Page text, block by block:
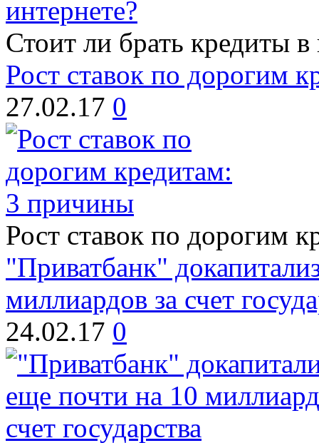
Стоит ли брать кредиты в
Рост ставок по дорогим
27.02.17 0
Рост ставок по дорогим
"Приватбанк"
миллиардов за счет
24.02.17 0